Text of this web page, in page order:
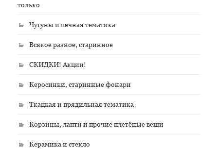
только
Чугуны и печная тематика
Всякое разное, старинное
СКИДКИ! Акции!
Керосинки, старинные фонари
Ткацкая и прядильная тематика
Корзины, лапти и прочие плетёные вещи
Керамика и стекло